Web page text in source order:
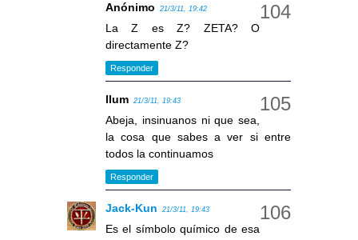
Anónimo 21/3/11, 19:42
La Z es Z? ZETA? O
directamente Z?
Responder
llum 21/3/11, 19:43
Abeja, insinuanos ni que sea,
la cosa que sabes a ver si entre
todos la continuamos
Responder
Jack-Kun 21/3/11, 19:43
Es el símbolo químico de esa